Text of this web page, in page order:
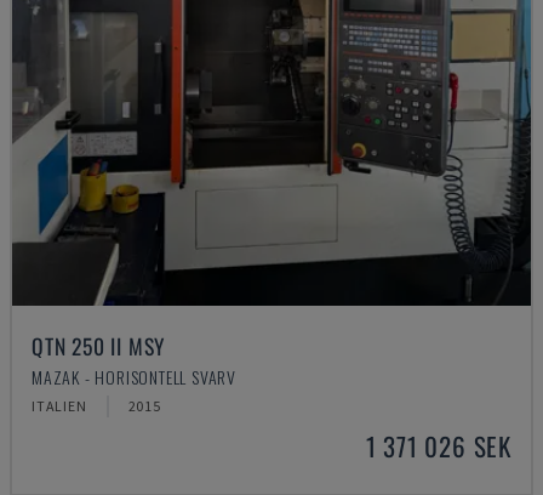
QTN 250 II MSY
MAZAK - HORISONTELL SVARV
ITALIEN 2015
1 371 026 SEK